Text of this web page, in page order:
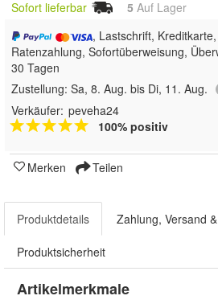
Sofort lieferbar 5 Auf Lager
, Lastschrift,
Ratenzahlung, Sofortüberweisung,
30 Tagen
Zustellung: Sa, 8. Aug. bis Di, 11. Aug.
Verkäufer: peveha24
100% positiv
Merken Teilen
Produktdetails Zahlung, Versand
Produktsicherheit
Artikelmerkmale